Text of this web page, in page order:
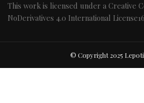
This work is licensed under a Creative
NoDerivatives 4.0 International License16
© Copyright 2025